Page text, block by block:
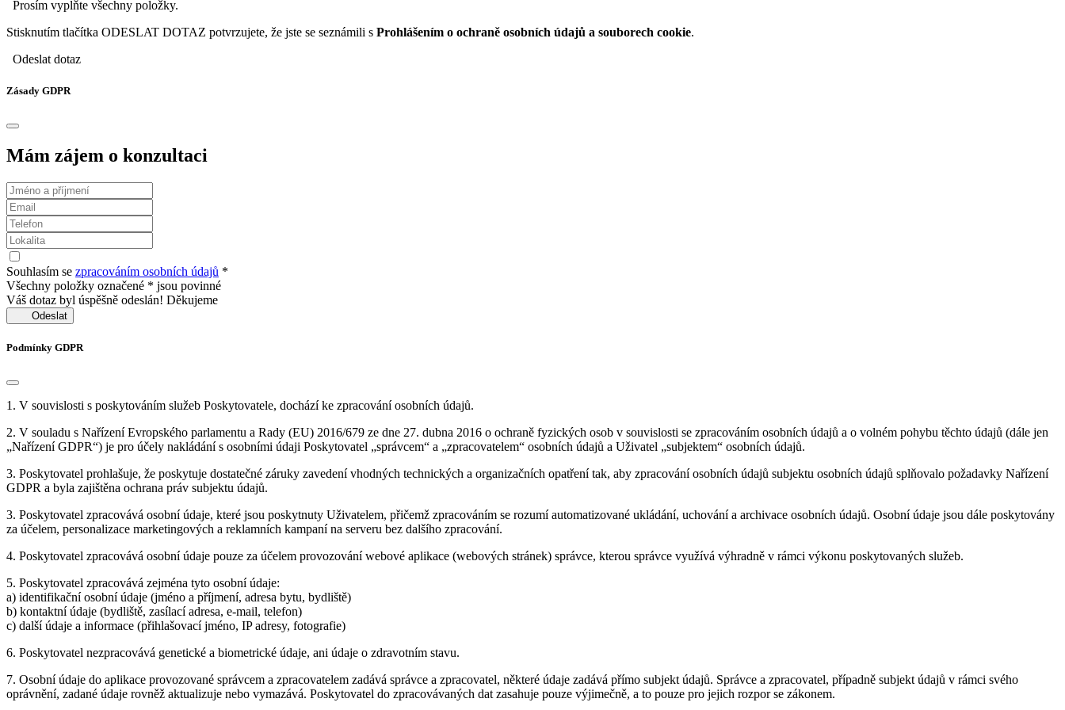
Prosím vyplňte všechny položky.
Stisknutím tlačítka ODESLAT DOTAZ potvrzujete, že jste se seznámili s Prohlášením o ochraně osobních údajů a souborech cookie.
Odeslat dotaz
Zásady GDPR
Mám zájem o konzultaci
Souhlasím se zpracováním osobních údajů *
Všechny položky označené * jsou povinné
Váš dotaz byl úspěšně odeslán! Děkujeme
Odeslat
Podmínky GDPR
1. V souvislosti s poskytováním služeb Poskytovatele, dochází ke zpracování osobních údajů.
2. V souladu s Nařízení Evropského parlamentu a Rady (EU) 2016/679 ze dne 27. dubna 2016 o ochraně fyzických osob v souvislosti se zpracováním osobních údajů a o volném pohybu těchto údajů (dále jen
„Nařízení GDPR“) je pro účely nakládání s osobními údaji Poskytovatel „správcem“ a „zpracovatelem“ osobních údajů a Uživatel „subjektem“ osobních údajů.
3. Poskytovatel prohlašuje, že poskytuje dostatečné záruky zavedení vhodných technických a organizačních opatření tak, aby zpracování osobních údajů subjektu osobních údajů splňovalo požadavky Nařízení
GDPR a byla zajištěna ochrana práv subjektu údajů.
3. Poskytovatel zpracovává osobní údaje, které jsou poskytnuty Uživatelem, přičemž zpracováním se rozumí automatizované ukládání, uchování a archivace osobních údajů. Osobní údaje jsou dále poskytovány
za účelem, personalizace marketingových a reklamních kampaní na serveru bez dalšího zpracování.
4. Poskytovatel zpracovává osobní údaje pouze za účelem provozování webové aplikace (webových stránek) správce, kterou správce využívá výhradně v rámci výkonu poskytovaných služeb.
5. Poskytovatel zpracovává zejména tyto osobní údaje:
a) identifikační osobní údaje (jméno a příjmení, adresa bytu, bydliště)
b) kontaktní údaje (bydliště, zasílací adresa, e-mail, telefon)
c) další údaje a informace (přihlašovací jméno, IP adresy, fotografie)
6. Poskytovatel nezpracovává genetické a biometrické údaje, ani údaje o zdravotním stavu.
7. Osobní údaje do aplikace provozované správcem a zpracovatelem zadává správce a zpracovatel, některé údaje zadává přímo subjekt údajů. Správce a zpracovatel, případně subjekt údajů v rámci svého
oprávnění, zadané údaje rovněž aktualizuje nebo vymazává. Poskytovatel do zpracovávaných dat zasahuje pouze výjimečně, a to pouze pro jejich rozpor se zákonem.